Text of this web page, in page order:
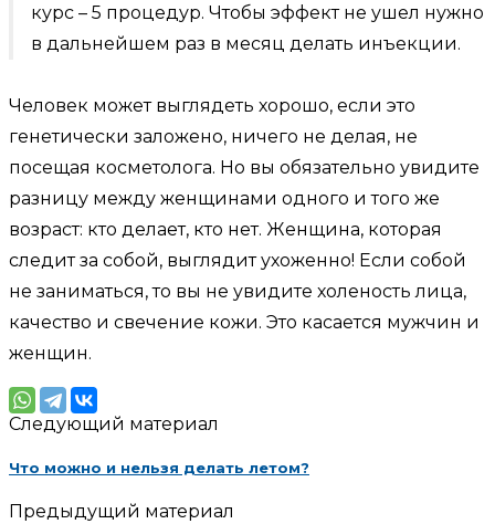
курс – 5 процедур. Чтобы эффект не ушел нужно
в дальнейшем раз в месяц делать инъекции.
Человек может выглядеть хорошо, если это
генетически заложено, ничего не делая, не
посещая косметолога. Но вы обязательно увидите
разницу между женщинами одного и того же
возраст: кто делает, кто нет. Женщина, которая
следит за собой, выглядит ухоженно! Если собой
не заниматься, то вы не увидите холеность лица,
качество и свечение кожи. Это касается мужчин и
женщин.
Следующий материал
Что можно и нельзя делать летом?
Предыдущий материал